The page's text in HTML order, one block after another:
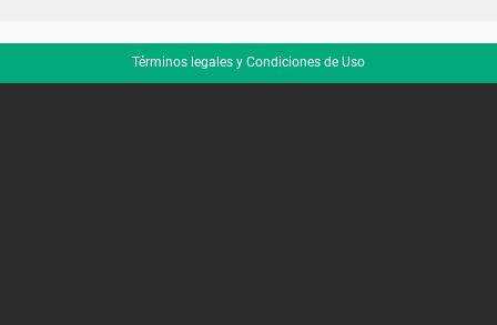
Términos legales y Condiciones de Uso